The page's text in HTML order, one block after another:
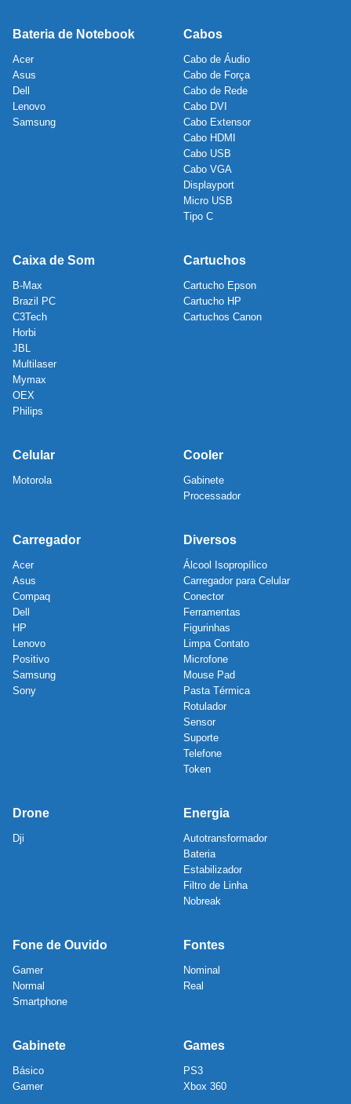
Bateria de Notebook
Acer
Asus
Dell
Lenovo
Samsung
Cabos
Cabo de Áudio
Cabo de Força
Cabo de Rede
Cabo DVI
Cabo Extensor
Cabo HDMI
Cabo USB
Cabo VGA
Displayport
Micro USB
Tipo C
Caixa de Som
B-Max
Brazil PC
C3Tech
Horbi
JBL
Multilaser
Mymax
OEX
Philips
Cartuchos
Cartucho Epson
Cartucho HP
Cartuchos Canon
Celular
Motorola
Cooler
Gabinete
Processador
Carregador
Acer
Asus
Compaq
Dell
HP
Lenovo
Positivo
Samsung
Sony
Diversos
Álcool Isopropílico
Carregador para Celular
Conector
Ferramentas
Figurinhas
Limpa Contato
Microfone
Mouse Pad
Pasta Térmica
Rotulador
Sensor
Suporte
Telefone
Token
Drone
Dji
Energia
Autotransformador
Bateria
Estabilizador
Filtro de Linha
Nobreak
Fone de Ouvido
Gamer
Normal
Smartphone
Fontes
Nominal
Real
Gabinete
Básico
Gamer
Games
PS3
Xbox 360